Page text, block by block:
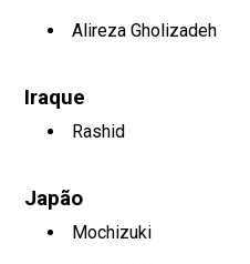
Alireza Gholizadeh
Iraque
Rashid
Japão
Mochizuki